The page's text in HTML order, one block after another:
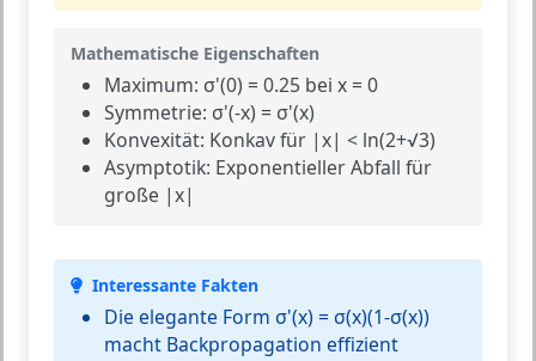
Mathematische Eigenschaften
Maximum: σ'(0) = 0.25 bei x = 0
Symmetrie: σ'(-x) = σ'(x)
Konvexität: Konkav für |x| < ln(2+√3)
Asymptotik: Exponentieller Abfall für
große |x|
Interessante Fakten
Die elegante Form σ'(x) = σ(x)(1-σ(x))
macht Backpropagation effizient